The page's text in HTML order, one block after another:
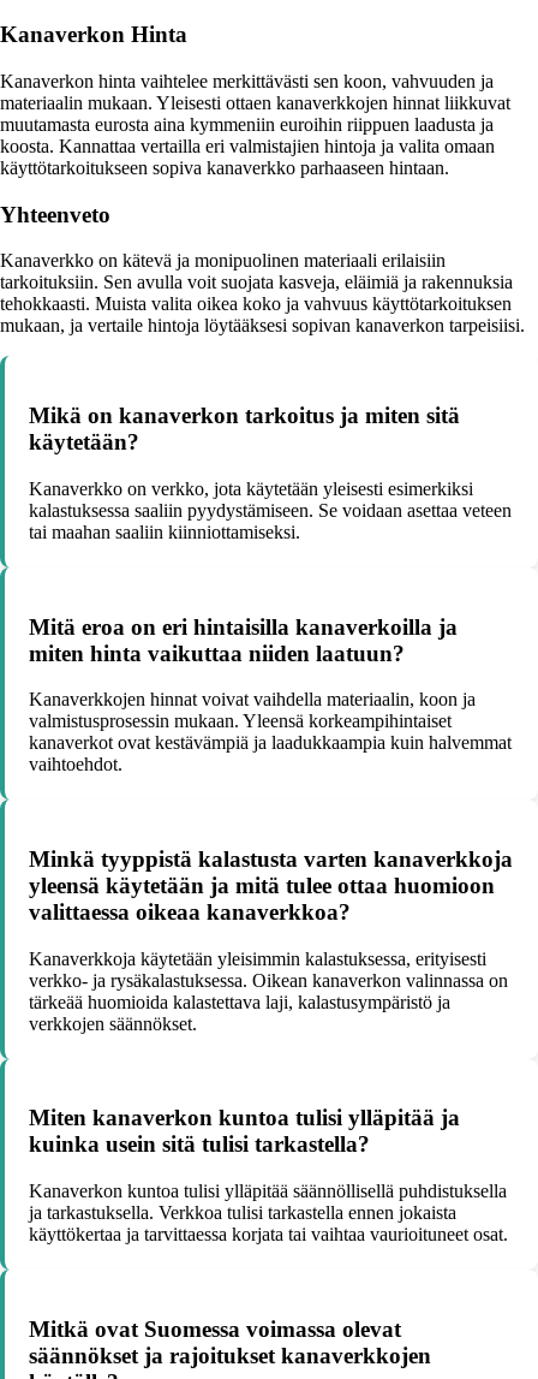
Kanaverkon Hinta
Kanaverkon hinta vaihtelee merkittävästi sen koon, vahvuuden ja
materiaalin mukaan. Yleisesti ottaen kanaverkkojen hinnat liikkuvat
muutamasta eurosta aina kymmeniin euroihin riippuen laadusta ja
koosta. Kannattaa vertailla eri valmistajien hintoja ja valita omaan
käyttötarkoitukseen sopiva kanaverkko parhaaseen hintaan.
Yhteenveto
Kanaverkko on kätevä ja monipuolinen materiaali erilaisiin
tarkoituksiin. Sen avulla voit suojata kasveja, eläimiä ja rakennuksia
tehokkaasti. Muista valita oikea koko ja vahvuus käyttötarkoituksen
mukaan, ja vertaile hintoja löytääksesi sopivan kanaverkon tarpeisiisi.
Mikä on kanaverkon tarkoitus ja miten sitä
käytetään?
Kanaverkko on verkko, jota käytetään yleisesti esimerkiksi
kalastuksessa saaliin pyydystämiseen. Se voidaan asettaa veteen
tai maahan saaliin kiinniottamiseksi.
Mitä eroa on eri hintaisilla kanaverkoilla ja
miten hinta vaikuttaa niiden laatuun?
Kanaverkkojen hinnat voivat vaihdella materiaalin, koon ja
valmistusprosessin mukaan. Yleensä korkeampihintaiset
kanaverkot ovat kestävämpiä ja laadukkaampia kuin halvemmat
vaihtoehdot.
Minkä tyyppistä kalastusta varten kanaverkkoja
yleensä käytetään ja mitä tulee ottaa huomioon
valittaessa oikeaa kanaverkkoa?
Kanaverkkoja käytetään yleisimmin kalastuksessa, erityisesti
verkko- ja rysäkalastuksessa. Oikean kanaverkon valinnassa on
tärkeää huomioida kalastettava laji, kalastusympäristö ja
verkkojen säännökset.
Miten kanaverkon kuntoa tulisi ylläpitää ja
kuinka usein sitä tulisi tarkastella?
Kanaverkon kuntoa tulisi ylläpitää säännöllisellä puhdistuksella
ja tarkastuksella. Verkkoa tulisi tarkastella ennen jokaista
käyttökertaa ja tarvittaessa korjata tai vaihtaa vaurioituneet osat.
Mitkä ovat Suomessa voimassa olevat
säännökset ja rajoitukset kanaverkkojen